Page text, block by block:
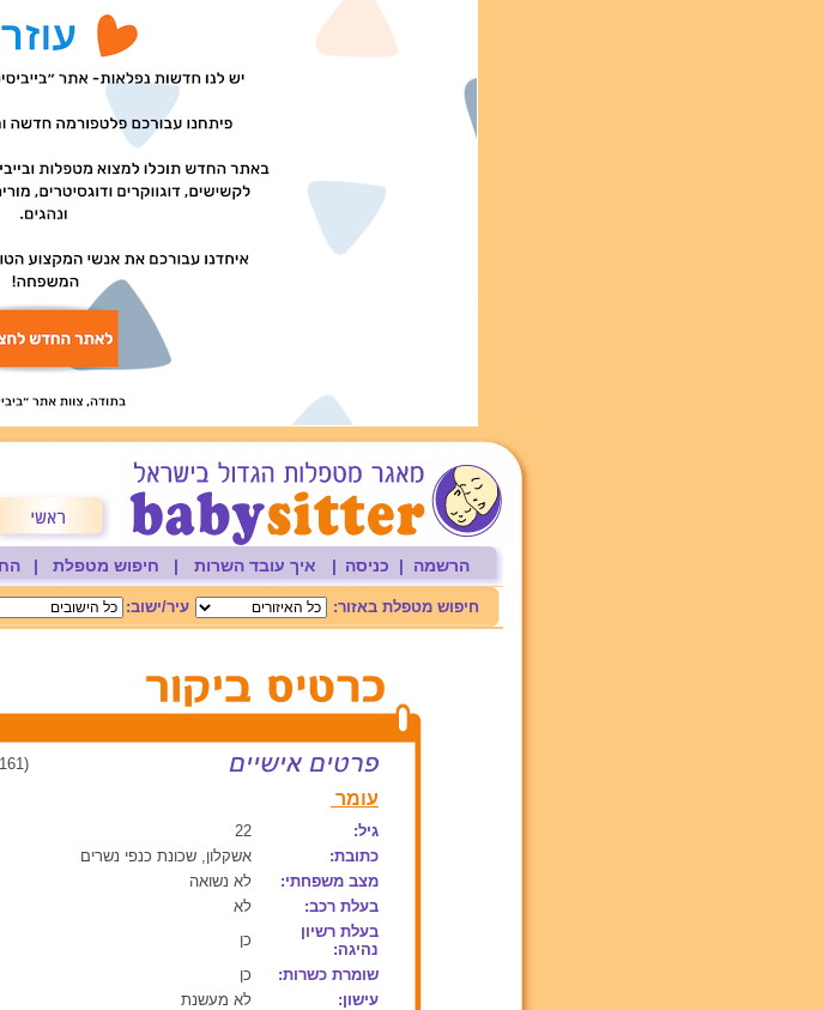
הרשמה | כניסה | איך עובד השרות | חיפוש מטפלת |
חיפוש מטפלת באזור: עיר/ישוב:
(100161)
עומר
גיל:
22
כתובת:
אשקלון, שכונת כנפי נשרים
מצב משפחתי:
לא נשואה
בעלת רכב:
לא
בעלת רשיון
נהיגה:
כן
שומרת כשרות:
כן
עישון:
לא מעשנת